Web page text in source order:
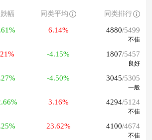
幅 同类平均 同类排行
6.14% 4880/5499
不佳
-4.15% 1807/5457
良好
-4.50% 3045/5305
一般
3.16% 4294/5124
不佳
23.62% 4100/4674
不佳